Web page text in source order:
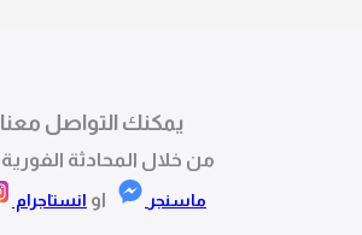
يمكنك التواصل معنا
من خلال المحادثة الفورية
ماسنجر او انستاجرام